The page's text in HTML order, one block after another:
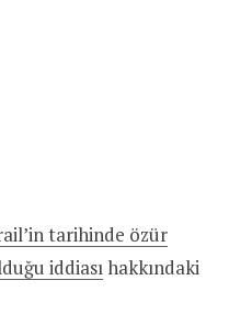
tarihinde özür
iddiasıhakkındaki